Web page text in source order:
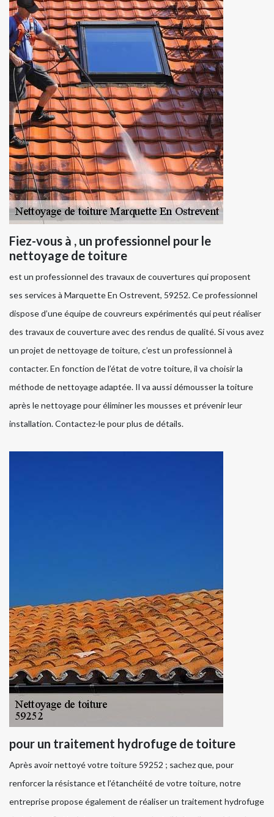
Fiez-vous à , un professionnel pour le
nettoyage de toiture
est un professionnel des travaux de couvertures qui proposent
ses services à Marquette En Ostrevent, 59252. Ce professionnel
dispose d’une équipe de couvreurs expérimentés qui peut réaliser
des travaux de couverture avec des rendus de qualité. Si vous avez
un projet de nettoyage de toiture, c’est un professionnel à
contacter. En fonction de l’état de votre toiture, il va choisir la
méthode de nettoyage adaptée. Il va aussi démousser la toiture
après le nettoyage pour éliminer les mousses et prévenir leur
installation. Contactez-le pour plus de détails.
pour un traitement hydrofuge de toiture
Après avoir nettoyé votre toiture 59252 ; sachez que, pour
renforcer la résistance et l’étanchéité de votre toiture, notre
entreprise propose également de réaliser un traitement hydrofuge